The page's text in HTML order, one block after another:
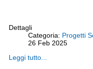
Dettagli
Categoria: Progetti
26 Feb 2025
Leggi tutto...